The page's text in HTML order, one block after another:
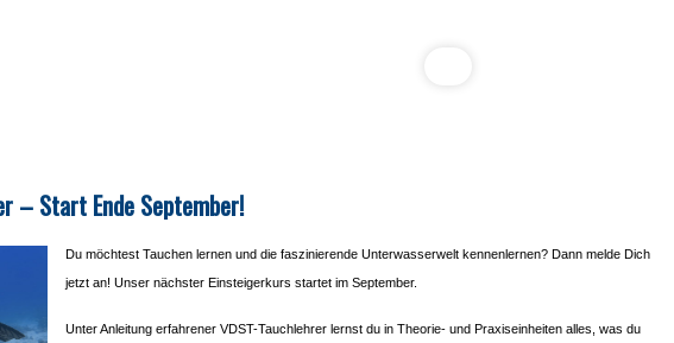
– Start Ende September!
Du möchtest Tauchen lernen und die faszinierende Unterwasserwelt kennenlernen? Dann melde Dich
jetzt an! Unser nächster Einsteigerkurs startet im September.
Unter Anleitung erfahrener VDST-Tauchlehrer lernst du in Theorie- und Praxiseinheiten alles, was du